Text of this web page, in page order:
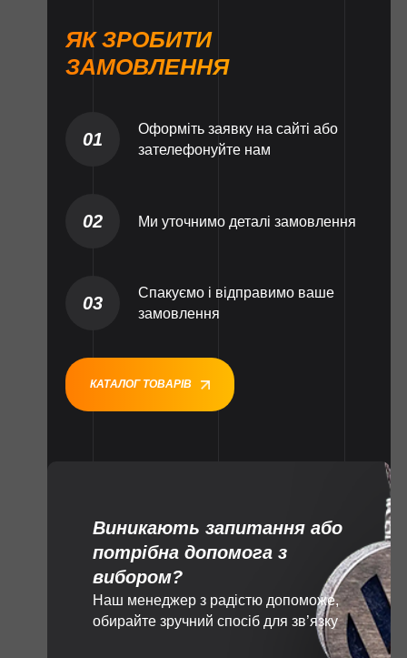
ЯК ЗРОБИТИ
ЗАМОВЛЕННЯ
01
Оформіть заявку на сайті або
зателефонуйте нам
02 Ми уточнимо деталі замовлення
03
Спакуємо і відправимо ваше
замовлення
КАТАЛОГ ТОВАРІВ
Виникають запитання або
потрібна допомога з
вибором?
Наш менеджер з радістю допоможе,
обирайте зручний спосіб для зв’язку